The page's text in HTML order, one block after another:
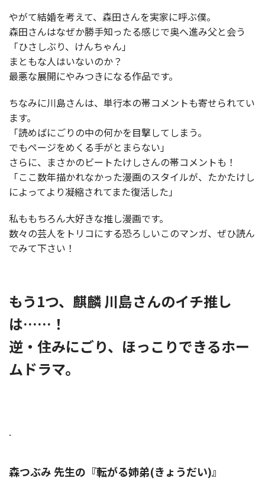
やがて結婚を考えて、森田さんを実家に呼ぶ僕。
森田さんはなぜか勝手知ったる感じで奥へ進み父と会う
「ひさしぶり、けんちゃん」
まともな人はいないのか？
最悪な展開にやみつきになる作品です。
ちなみに川島さんは、単行本の帯コメントも寄せられてい
ます。
「読めばにごりの中の何かを目撃してしまう。
でもページをめくる手がとまらない」
さらに、まさかのビートたけしさんの帯コメントも！
「ここ数年描かれなかった漫画のスタイルが、たかたけし
によってより凝縮されてまた復活した」
私ももちろん大好きな推し漫画です。
数々の芸人をトリコにする恐ろしいこのマンガ、ぜひ読ん
でみて下さい！
もう1つ、麒麟 川島さんのイチ推し
は……！
逆・住みにごり、ほっこりできるホー
ムドラマ。
.
森つぶみ 先生の『転がる姉弟(きょうだい)』